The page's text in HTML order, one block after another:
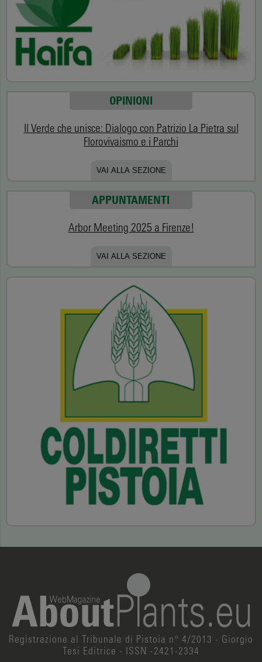
OPINIONI
Il Verde che unisce: Dialogo con Patrizio La Pietra sul
Florovivaismo e i Parchi
VAI ALLA SEZIONE
APPUNTAMENTI
Arbor Meeting 2025 a Firenze!
VAI ALLA SEZIONE
Registrazione al Tribunale di Pistoia n° 4/2013 - Giorgio
Tesi Editrice - ISSN -2421-2334